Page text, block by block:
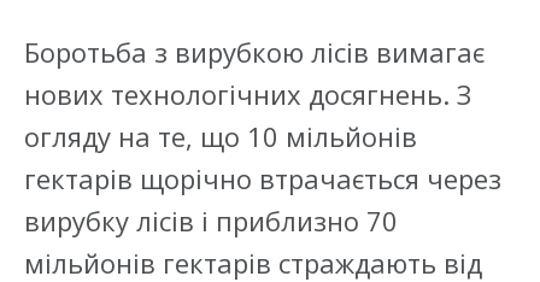
Боротьба з вирубкою лісів вимагає
нових технологічних досягнень. З
огляду на те, що 10 мільйонів
гектарів щорічно втрачається через
вирубку лісів і приблизно 70
мільйонів гектарів страждають від